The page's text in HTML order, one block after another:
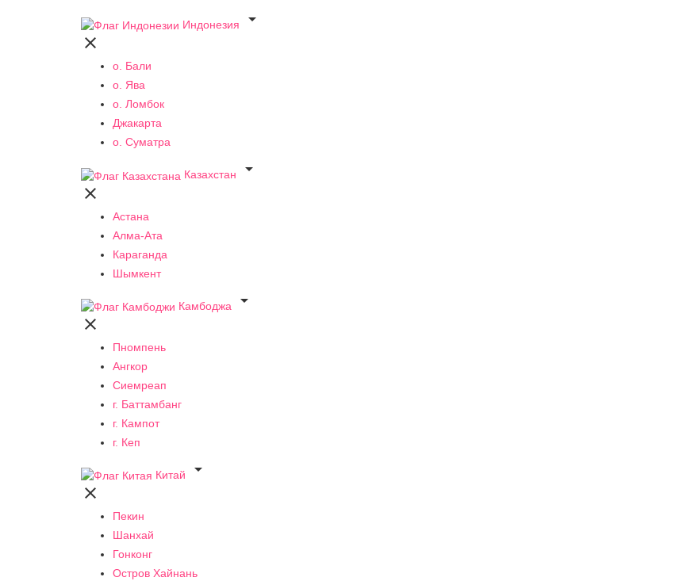
Индонезия


о. Бали
о. Ява
о. Ломбок
Джакарта
о. Суматра
Казахстан


Астана
Алма-Ата
Караганда
Шымкент
Камбоджа


Пномпень
Ангкор
Сиемреап
г. Баттамбанг
г. Кампот
г. Кеп
Китай


Пекин
Шанхай
Гонконг
Остров Хайнань